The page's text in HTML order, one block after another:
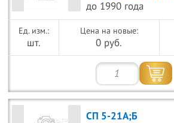
до 1990 года
шт.
Цена на новые:
0 руб.
СП 5-21А;Б